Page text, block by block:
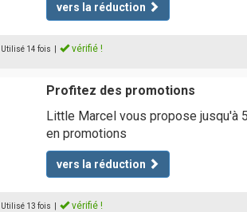
vers la réduction
| Utilisé 14 fois vérifié !
Profitez des promotions
Little Marcel vous propose jusqu'à
en promotions
vers la réduction
| Utilisé 13 fois vérifié !